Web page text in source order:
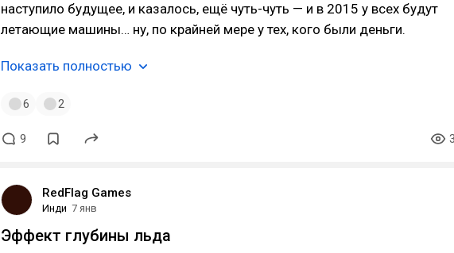
наступило будущее, и казалось, ещё чуть-чуть — и в 2015 у всех будут
летающие машины… ну, по крайней мере у тех, кого были деньги.
Показать полностью
6 2
9
RedFlag Games
Инди 7 янв
Эффект глубины льда